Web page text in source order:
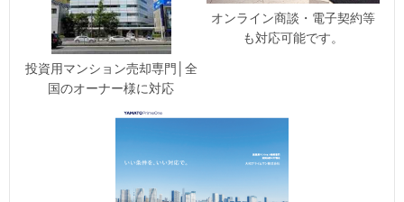
投資用マンション売却専門│全
国のオーナー様に対応
オンライン商談・電子契約等
も対応可能です。